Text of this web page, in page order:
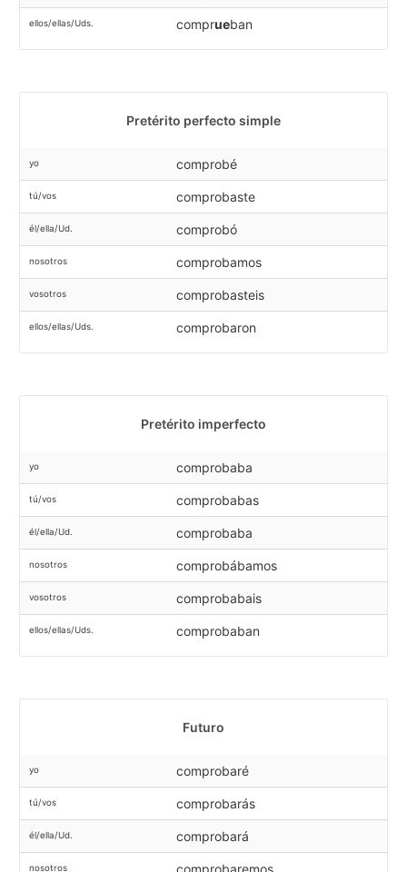
ellos/ellas/Uds. comprueban
Pretérito perfecto simple
yo comprobé
tú/vos comprobaste
él/ella/Ud. comprobó
nosotros comprobamos
vosotros comprobasteis
ellos/ellas/Uds. comprobaron
Pretérito imperfecto
yo comprobaba
tú/vos comprobabas
él/ella/Ud. comprobaba
nosotros comprobábamos
vosotros comprobabais
ellos/ellas/Uds. comprobaban
Futuro
yo comprobaré
tú/vos comprobarás
él/ella/Ud. comprobará
nosotros comprobaremos